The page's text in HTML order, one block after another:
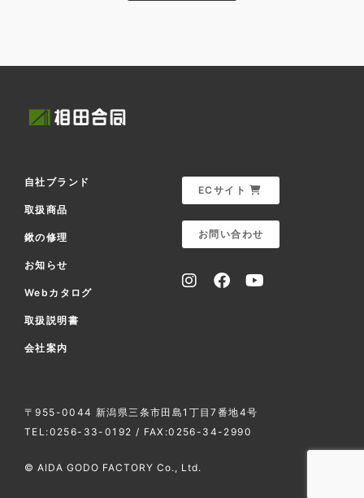
〒955-0044 新潟県三条市田島1丁目7番地4号
TEL:0256-33-0192 / FAX:0256-34-2990
自社ブランド
取扱商品
鍬の修理
お知らせ
Webカタログ
取扱説明書
会社案内
ECサイト
お問い合わせ
© AIDA GODO FACTORY Co., Ltd.